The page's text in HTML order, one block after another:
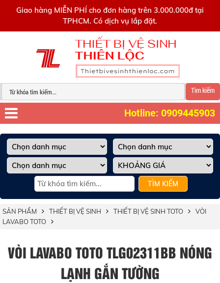
Giao hàng MIỄN PHÍ cho đơn hàng trên 3.000.000đ tại
TPHCM. Có dịch vụ lắp đặt.
Tìm kiếm
Hotline: 0909445903
TÌM KIẾM
SẢN PHẨM THIẾT BỊ VỆ SINH THIẾT BỊ VỆ SINH TOTO
VÒI
LAVABO TOTO
VÒI LAVABO TOTO TLG02311BB NÓNG
LẠNH GẮN TƯỜNG
0909445903